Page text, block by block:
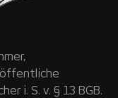
öffentliche
i. S. v. § 13 BGB.